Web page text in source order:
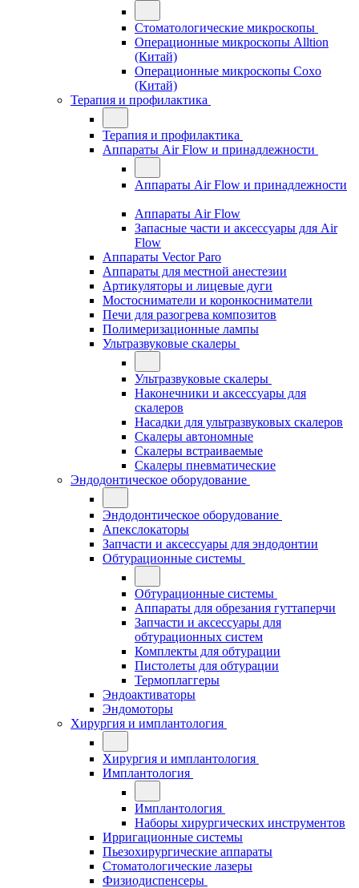
Стоматологические микроскопы
Операционные микроскопы Alltion
(Китай)
Операционные микроскопы Coxo
(Китай)
Терапия и профилактика
Терапия и профилактика
Аппараты Air Flow и принадлежности
Аппараты Air Flow и принадлежности
Аппараты Air Flow
Запасные части и аксессуары для Air
Flow
Аппараты Vector Paro
Аппараты для местной анестезии
Артикуляторы и лицевые дуги
Мостосниматели и коронкосниматели
Печи для разогрева композитов
Полимеризационные лампы
Ультразвуковые скалеры
Ультразвуковые скалеры
Наконечники и аксессуары для
скалеров
Насадки для ультразвуковых скалеров
Скалеры автономные
Скалеры встраиваемые
Скалеры пневматические
Эндодонтическое оборудование
Эндодонтическое оборудование
Апекслокаторы
Запчасти и аксессуары для эндодонтии
Обтурационные системы
Обтурационные системы
Аппараты для обрезания гуттаперчи
Запчасти и аксессуары для
обтурационных систем
Комплекты для обтурации
Пистолеты для обтурации
Термоплаггеры
Эндоактиваторы
Эндомоторы
Хирургия и имплантология
Хирургия и имплантология
Имплантология
Имплантология
Наборы хирургических инструментов
Ирригационные системы
Пьезохирургические аппараты
Стоматологические лазеры
Физиодиспенсеры